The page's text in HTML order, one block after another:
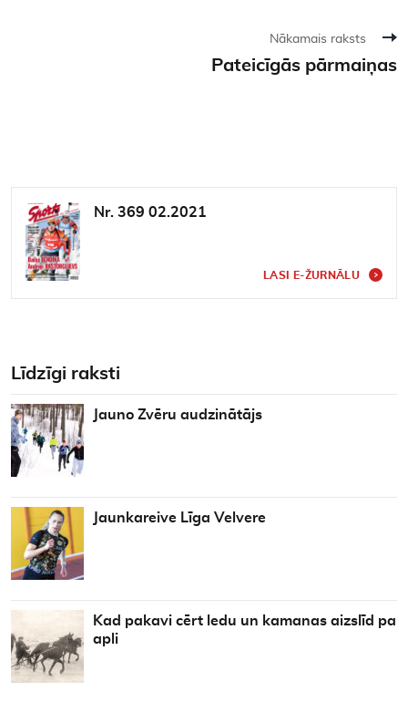
Nākamais raksts
Pateicīgās pārmaiņas
Nr. 369 02.2021
LASI E-ŽURNĀLU
Līdzīgi raksti
Jauno Zvēru audzinātājs
Jaunkareive Līga Velvere
Kad pakavi cērt ledu un kamanas aizslīd pa
apli